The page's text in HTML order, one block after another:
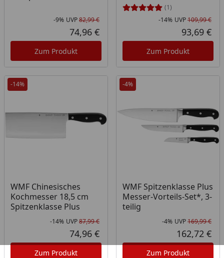
Rabatt in Prozent
-9%
Ursprünglicher Preis
UVP82,99 €
Aktueller Preis
74,96 €
Zum Produkt
(1)
-14% UVP109,99 €
93,69 €
Zum Produkt
-14%
WMF Chinesisches
Kochmesser 18,5 cm
Spitzenklasse Plus
Rabatt in Prozent
-14%
Ursprünglicher Preis
UVP87,99 €
Aktueller Preis
74,96 €
Zum Produkt
-4%
WMF Spitzenklasse Plus
Messer-Vorteils-Set*, 3-
teilig
-4% UVP169,99 €
162,72 €
Zum Produkt